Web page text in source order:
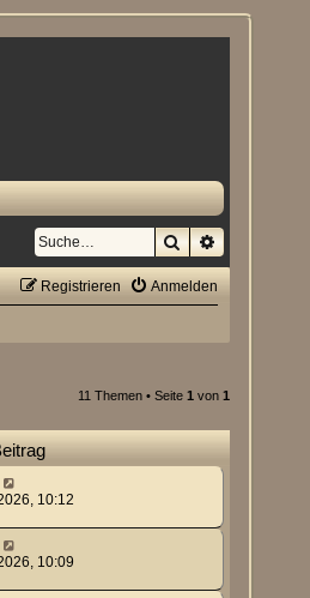
SucheErweiterte
Anmelden
Registrieren
11 Themen • Seite 1 von 1
10:12
10:09